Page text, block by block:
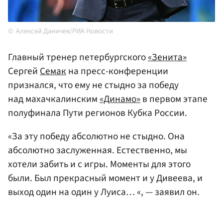
Алексей Даничев/РИА Новости
Главный тренер петербургского«Зенита»
СергейСемакна пресс-конференции
признался, что ему не стыдно за победу
над махачкалинским«Динамо»в первом этапе
полуфинала Пути регионов Кубка России.
«За эту победу абсолютно не стыдно. Она
абсолютно заслуженная. Естественно, мы
хотели забить и с игры. Моменты для этого
были. Был прекрасный момент и у Дивеева, и
выход один на один у Луиса… «, — заявил он.